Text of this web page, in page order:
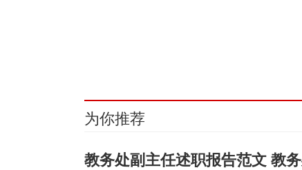
为你推荐
教务处副主任述职报告范文 教